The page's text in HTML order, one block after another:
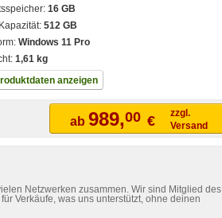
16 GB
512 GB
Windows 11 Pro
1,61 kg
anzeigen
ab 989,00 €
zzgl.
Versand
Netzwerken zusammen. Wir sind Mitglied des
Verkäufe, was uns unterstützt, ohne deinen